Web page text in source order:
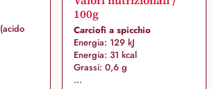
100g
Carciofi a spicchio
Energia: 129 kJ
Energia: 31 kcal
Grassi: 0,6 g
...